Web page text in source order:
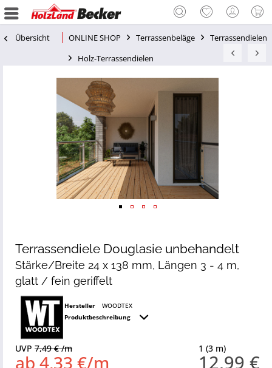
Übersicht ONLINE SHOP Terrassenbeläge
Terrassendielen
Holz-Terrassendielen
Terrassendiele Douglasie unbehandelt
Stärke/Breite 24 x 138 mm, Längen 3 - 4 m,
glatt / fein geriffelt
Hersteller
WOODTEX
Produktbeschreibung
1 (3 m)
12,99 €
UVP 7,49 € /m
ab 4,33 €/m